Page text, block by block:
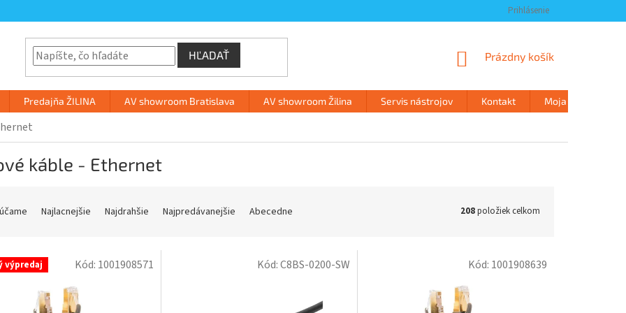
Prihlásenie
HĽADAŤ
NÁKUPNÝ
Prázdny košík
Predajňa ŽILINA AV showroom Bratislava AV showroom Žilina Servis nástrojov Kontakt Moja objednávka
káble - Ethernet
Najlacnejšie Najdrahšie Najpredávanejšie Abecedne 208položiek celkom
výpredaj Kód: 1001908571 Kód:C8BS-0200-SW Kód: 1001908639